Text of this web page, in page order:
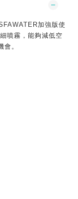
加強版使
噴霧，能夠減低空
。